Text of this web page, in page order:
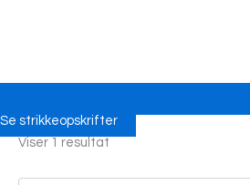
Se strikkeopskrifter
Viser 1 resultat